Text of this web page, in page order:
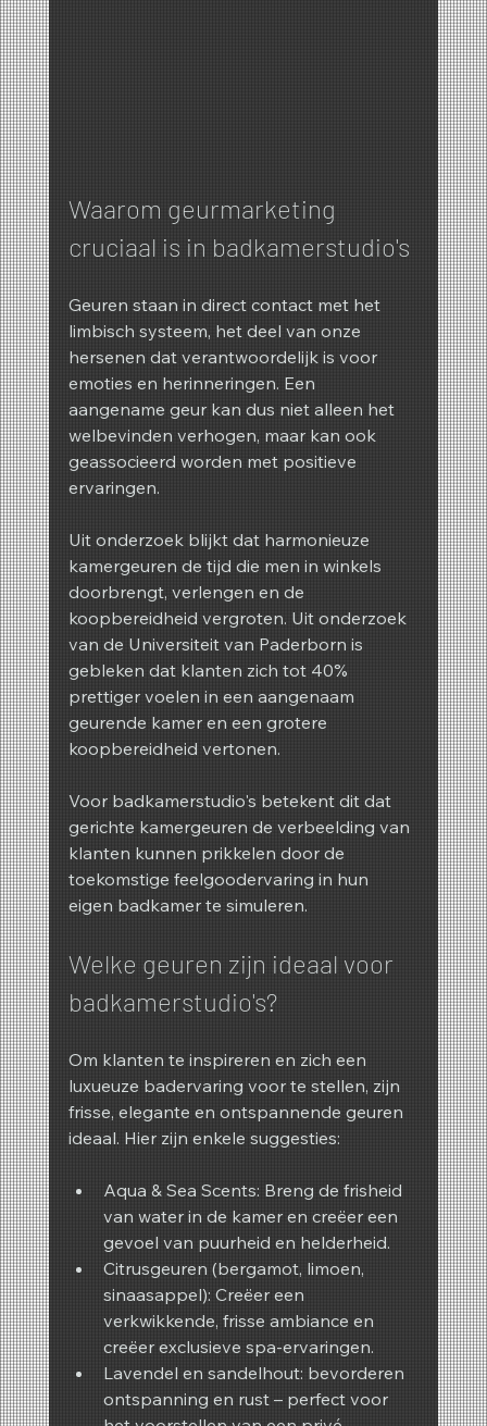
Waarom geurmarketing
cruciaal is in badkamerstudio's
Geuren staan ​​in direct contact met het
limbisch systeem, het deel van onze
hersenen dat verantwoordelijk is voor
emoties en herinneringen. Een
aangename geur kan dus niet alleen het
welbevinden verhogen, maar kan ook
geassocieerd worden met positieve
ervaringen.
Uit onderzoek blijkt dat harmonieuze
kamergeuren de tijd die men in winkels
doorbrengt, verlengen en de
koopbereidheid vergroten. Uit onderzoek
van de Universiteit van Paderborn is
gebleken dat klanten zich tot 40%
prettiger voelen in een aangenaam
geurende kamer en een grotere
koopbereidheid vertonen.
Voor badkamerstudio's betekent dit dat
gerichte kamergeuren de verbeelding van
klanten kunnen prikkelen door de
toekomstige feelgoodervaring in hun
eigen badkamer te simuleren.
Welke geuren zijn ideaal voor
badkamerstudio's?
Om klanten te inspireren en zich een
luxueuze badervaring voor te stellen, zijn
frisse, elegante en ontspannende geuren
ideaal. Hier zijn enkele suggesties:
Aqua & Sea Scents: Breng de frisheid
van water in de kamer en creëer een
gevoel van puurheid en helderheid.
Citrusgeuren (bergamot, limoen,
sinaasappel): Creëer een
verkwikkende, frisse ambiance en
creëer exclusieve spa-ervaringen.
Lavendel en sandelhout: bevorderen
ontspanning en rust – perfect voor